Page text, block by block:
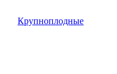
Крупноплодные